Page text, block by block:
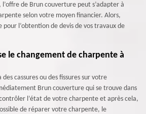
de Brun couverture peut s’adapter à
selon votre moyen financier. Alors,
pour l’obtention de devis de vos travaux de
le changement de charpente à
des cassures ou des fissures sur votre
Brun couverture qui se trouve dans
l’état de votre charpente et après cela,
de réparer votre charpente, le